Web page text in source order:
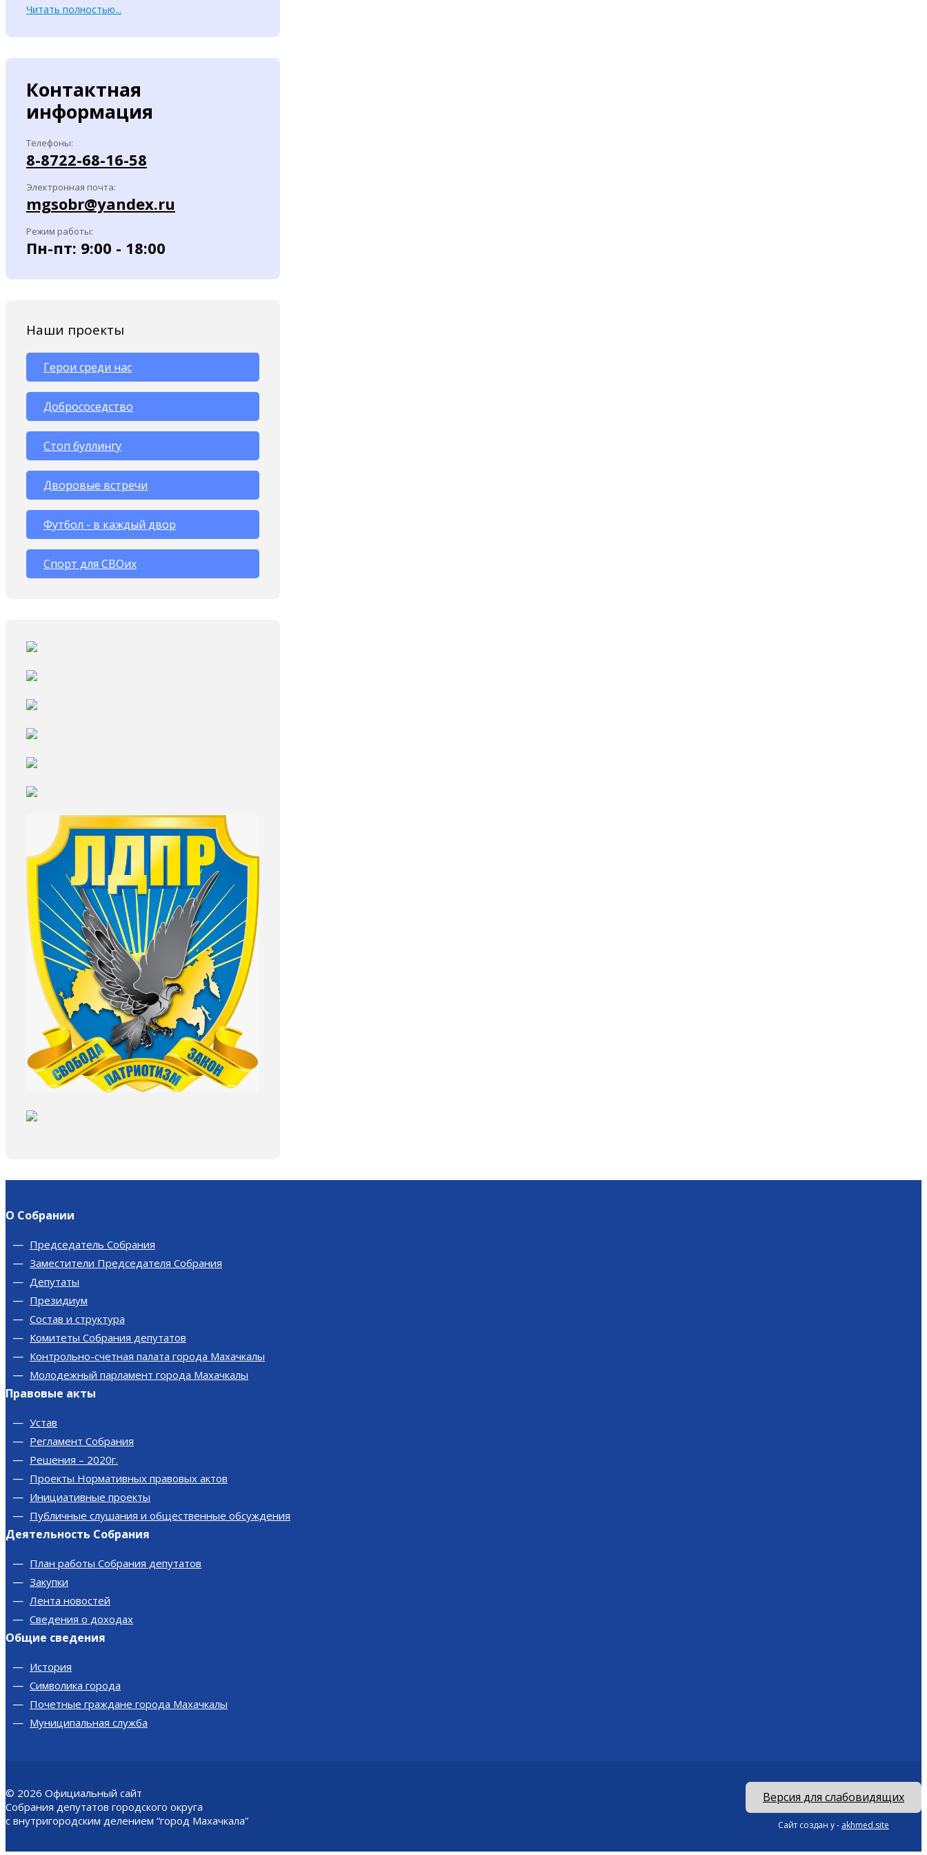
Читать полностью...
Контактная
информация
Телефоны:
8-8722-68-16-58
Электронная почта:
mgsobr@yandex.ru
Режим работы:
Пн-пт: 9:00 - 18:00
Наши проекты
Герои среди нас
Добрососедство
Стоп буллингу
Дворовые встречи
Футбол - в каждый двор
Спорт для СВОих
О Собрании
Председатель Собрания
Заместители Председателя Собрания
Депутаты
Президиум
Состав и структура
Комитеты Собрания депутатов
Контрольно-счетная палата города Махачкалы
Молодежный парламент города Махачкалы
Правовые акты
Устав
Регламент Собрания
Решения – 2020г.
Проекты Нормативных правовых актов
Инициативные проекты
Публичные слушания и общественные обсуждения
Деятельность Собрания
План работы Собрания депутатов
Закупки
Лента новостей
Сведения о доходах
Общие сведения
История
Символика города
Почетные граждане города Махачкалы
Муниципальная служба
© 2026 Официальный сайт
Собрания депутатов городского округа
с внутригородским делением “город Махачкала”
Версия для слабовидящих
Сайт создан у - akhmed.site